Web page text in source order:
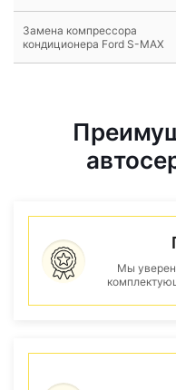
Замена компрессора
кондиционера Ford S-MAX
Мы